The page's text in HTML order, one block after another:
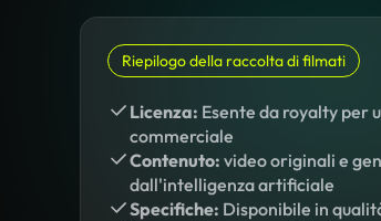
Riepilogo della raccolta di filmati
Licenza: Esente da royalty per
commerciale
Contenuto: video originali e
dall'intelligenza artificiale
Specifiche: Disponibile in